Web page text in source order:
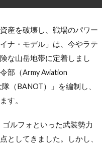
産を破壊し、戦場のパワー
ナ・モデル」は、今やラテ
な山岳地帯に定着しまし
部（Army Aviation
（BANOT）」を編制し、
す。
ルフォといった武装勢力
としてきました。しかし、